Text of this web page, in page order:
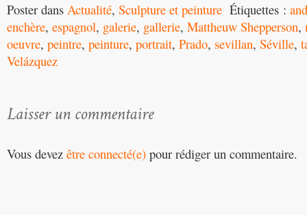
Poster dans Actualité, Sculpture et peinture Étiquettes :
enchère, espagnol, galerie, gallerie, Mattheuw Shepperson,
oeuvre, peintre, peinture, portrait, Prado, sevillan, Séville,
Velázquez
Vous devez être connecté(e) pour rédiger un commentaire.